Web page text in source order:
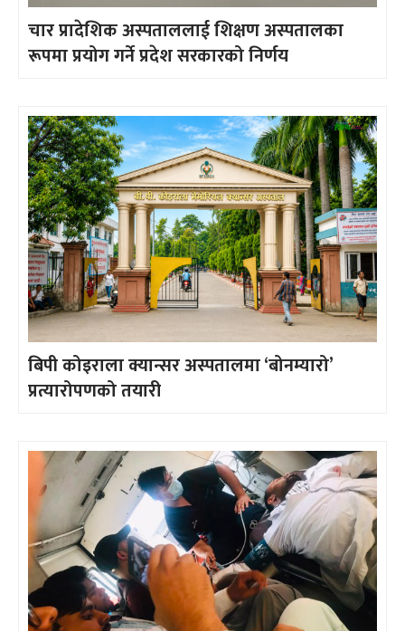
चार प्रादेशिक अस्पताललाई शिक्षण अस्पतालका
रूपमा प्रयोग गर्ने प्रदेश सरकारको निर्णय
बिपी कोइराला क्यान्सर अस्पतालमा ‘बोनम्यारो’
प्रत्यारोपणको तयारी